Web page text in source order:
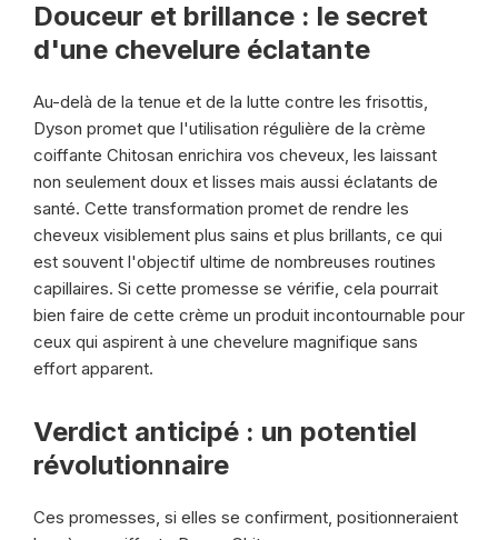
Douceur et brillance : le secret
d'une chevelure éclatante
Au-delà de la tenue et de la lutte contre les frisottis,
Dyson promet que l'utilisation régulière de la crème
coiffante Chitosan enrichira vos cheveux, les laissant
non seulement doux et lisses mais aussi éclatants de
santé. Cette transformation promet de rendre les
cheveux visiblement plus sains et plus brillants, ce qui
est souvent l'objectif ultime de nombreuses routines
capillaires. Si cette promesse se vérifie, cela pourrait
bien faire de cette crème un produit incontournable pour
ceux qui aspirent à une chevelure magnifique sans
effort apparent.
Verdict anticipé : un potentiel
révolutionnaire
Ces promesses, si elles se confirment, positionneraient